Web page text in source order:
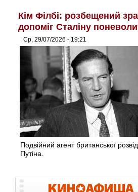
Кім Філбі: розбещений
допоміг Сталіну
Ср, 29/07/2026 - 19:21
Подвійний агент британської
Путіна.